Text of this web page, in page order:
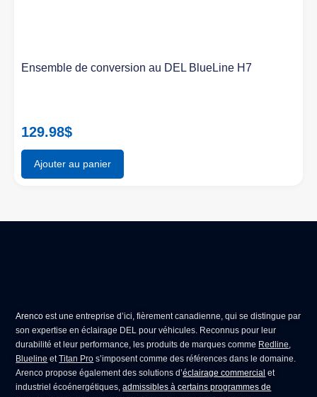
Ensemble de conversion au DEL BlueLine H7
129.98$
Ajouter au panier
Arenco est une entreprise d’ici, fièrement canadienne, qui se distingue par
son expertise enéclairage DEL pour véhicules. Reconnus pour leur
durabilité et leur performance, les produits de marques comme Redline,
Blueline etTitan Pro s’imposent comme des références dans le domaine.
Arenco propose également des solutions d’éclairage commercial et
industriel écoénergétiques,admissibles à certains programmes de